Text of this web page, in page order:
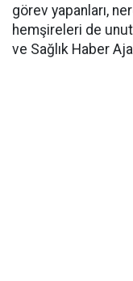
görev yapanları,
hemşireleri de
ve Sağlık Haber